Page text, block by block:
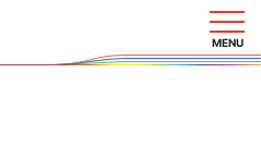
MENU